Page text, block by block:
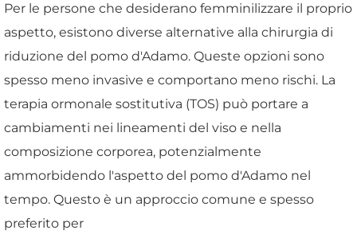
Per le persone che desiderano femminilizzare il proprio
aspetto, esistono diverse alternative alla chirurgia di
riduzione del pomo d'Adamo. Queste opzioni sono
spesso meno invasive e comportano meno rischi. La
terapia ormonale sostitutiva (TOS) può portare a
cambiamenti nei lineamenti del viso e nella
composizione corporea, potenzialmente
ammorbidendo l'aspetto del pomo d'Adamo nel
tempo. Questo è un approccio comune e spesso
preferito per